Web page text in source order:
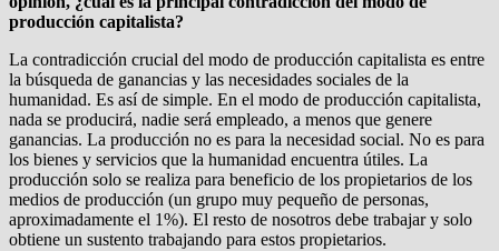
producción capitalista?
La contradicción crucial del modo de producción capitalista es entre
la búsqueda de ganancias y las necesidades sociales de la
humanidad. Es así de simple. En el modo de producción capitalista,
nada se producirá, nadie será empleado, a menos que genere
ganancias. La producción no es para la necesidad social. No es para
los bienes y servicios que la humanidad encuentra útiles. La
producción solo se realiza para beneficio de los propietarios de los
medios de producción (un grupo muy pequeño de personas,
aproximadamente el 1%). El resto de nosotros debe trabajar y solo
obtiene un sustento trabajando para estos propietarios.